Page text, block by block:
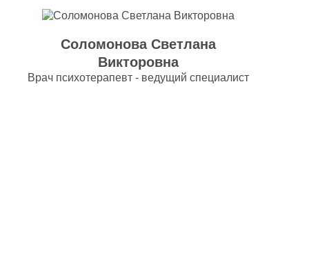
Соломонова Светлана
Викторовна
Врач психотерапевт - ведущий специалист